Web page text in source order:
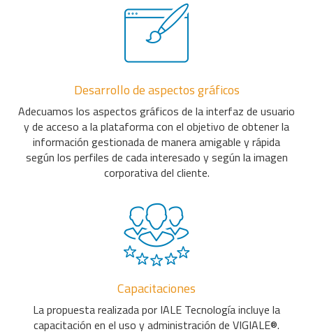
Desarrollo de aspectos gráficos
Adecuamos los aspectos gráficos de la interfaz de usuario
y de acceso a la plataforma con el objetivo de obtener la
información gestionada de manera amigable y rápida
según los perfiles de cada interesado y según la imagen
corporativa del cliente.
Capacitaciones
La propuesta realizada por IALE Tecnología incluye la
capacitación en el uso y administración de VIGIALE®.